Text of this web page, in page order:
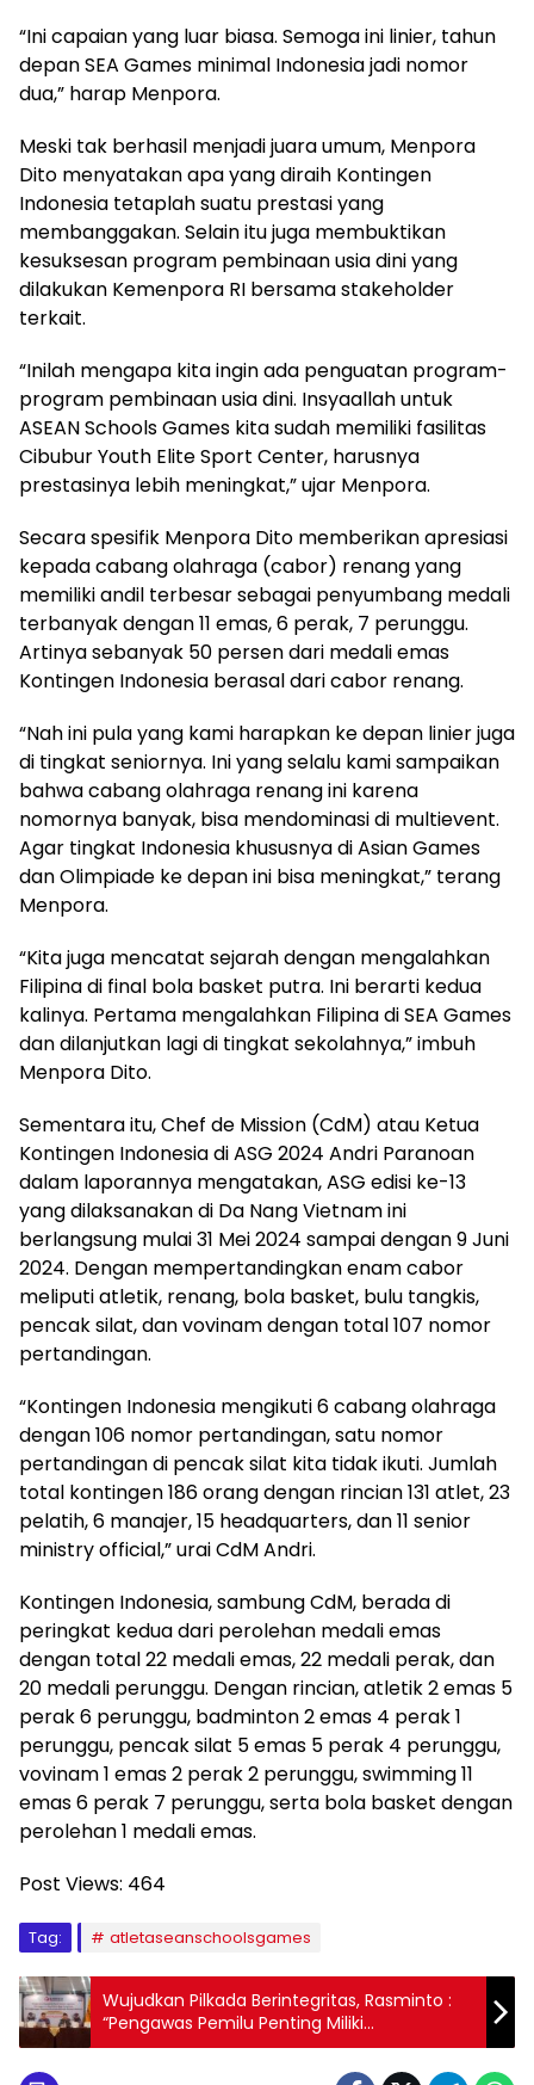
“Ini capaian yang luar biasa. Semoga ini linier, tahun
depan SEA Games minimal Indonesia jadi nomor
dua,” harap Menpora.
Meski tak berhasil menjadi juara umum, Menpora
Dito menyatakan apa yang diraih Kontingen
Indonesia tetaplah suatu prestasi yang
membanggakan. Selain itu juga membuktikan
kesuksesan program pembinaan usia dini yang
dilakukan Kemenpora RI bersama stakeholder
terkait.
“Inilah mengapa kita ingin ada penguatan program-
program pembinaan usia dini. Insyaallah untuk
ASEAN Schools Games kita sudah memiliki fasilitas
Cibubur Youth Elite Sport Center, harusnya
prestasinya lebih meningkat,” ujar Menpora.
Secara spesifik Menpora Dito memberikan apresiasi
kepada cabang olahraga (cabor) renang yang
memiliki andil terbesar sebagai penyumbang medali
terbanyak dengan 11 emas, 6 perak, 7 perunggu.
Artinya sebanyak 50 persen dari medali emas
Kontingen Indonesia berasal dari cabor renang.
“Nah ini pula yang kami harapkan ke depan linier juga
di tingkat seniornya. Ini yang selalu kami sampaikan
bahwa cabang olahraga renang ini karena
nomornya banyak, bisa mendominasi di multievent.
Agar tingkat Indonesia khususnya di Asian Games
dan Olimpiade ke depan ini bisa meningkat,” terang
Menpora.
“Kita juga mencatat sejarah dengan mengalahkan
Filipina di final bola basket putra. Ini berarti kedua
kalinya. Pertama mengalahkan Filipina di SEA Games
dan dilanjutkan lagi di tingkat sekolahnya,” imbuh
Menpora Dito.
Sementara itu, Chef de Mission (CdM) atau Ketua
Kontingen Indonesia di ASG 2024 Andri Paranoan
dalam laporannya mengatakan, ASG edisi ke-13
yang dilaksanakan di Da Nang Vietnam ini
berlangsung mulai 31 Mei 2024 sampai dengan 9 Juni
2024. Dengan mempertandingkan enam cabor
meliputi atletik, renang, bola basket, bulu tangkis,
pencak silat, dan vovinam dengan total 107 nomor
pertandingan.
“Kontingen Indonesia mengikuti 6 cabang olahraga
dengan 106 nomor pertandingan, satu nomor
pertandingan di pencak silat kita tidak ikuti. Jumlah
total kontingen 186 orang dengan rincian 131 atlet, 23
pelatih, 6 manajer, 15 headquarters, dan 11 senior
ministry official,” urai CdM Andri.
Kontingen Indonesia, sambung CdM, berada di
peringkat kedua dari perolehan medali emas
dengan total 22 medali emas, 22 medali perak, dan
20 medali perunggu. Dengan rincian, atletik 2 emas 5
perak 6 perunggu, badminton 2 emas 4 perak 1
perunggu, pencak silat 5 emas 5 perak 4 perunggu,
vovinam 1 emas 2 perak 2 perunggu, swimming 11
emas 6 perak 7 perunggu, serta bola basket dengan
perolehan 1 medali emas.
Post Views: 464
Tag: atletaseanschoolsgames
Wujudkan Pilkada Berintegritas, Rasminto :
“Pengawas Pemilu Penting Miliki
Pemahaman Geografis”